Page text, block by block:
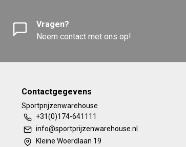
Vragen?
Neem contact met ons op!
Contactgegevens
Sportprijzenwarehouse
+31(0)174-641111
info@sportprijzenwarehouse.nl
Kleine Woerdlaan 19